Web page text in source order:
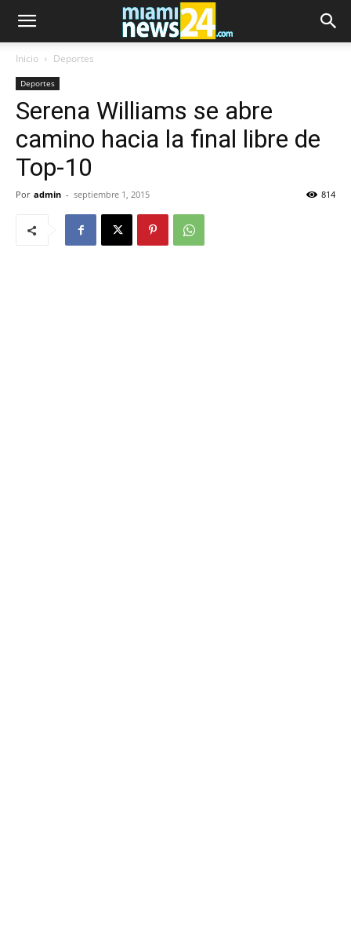
Inicio Deportes
Deportes
Serena Williams se abre
camino hacia la final libre de
Top-10
Por admin - septiembre 1, 2015 814